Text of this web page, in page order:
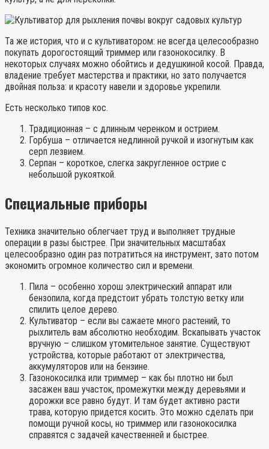
Та же история, что и с культиватором: не всегда целесообразно
покупать дорогостоящий триммер или газонокосилку. В
некоторых случаях можно обойтись и дедушкиной косой. Правда,
владение требует мастерства и практики, но зато получается
двойная польза: и красоту навели и здоровье укрепили.
Есть несколько типов кос.
Традиционная – с длинным черенком и острием.
Горбуша – отличается недлинной ручкой и изогнутым как
серп лезвием.
Серпан – короткое, слегка закругленное острие с
небольшой рукояткой.
Специальные приборы
Техника значительно облегчает труд и выполняет трудные
операции в разы быстрее. При значительных масштабах
целесообразно один раз потратиться на инструмент, зато потом
экономить огромное количество сил и времени.
Пила – особенно хорош электрический аппарат или
бензопила, когда предстоит убрать толстую ветку или
спилить целое дерево.
Культиватор – если вы сажаете много растений, то
рыхлитель вам абсолютно необходим. Вскапывать участок
вручную – слишком утомительное занятие. Существуют
устройства, которые работают от электричества,
аккумуляторов или на бензине.
Газонокосилка или триммер – как бы плотно ни был
засажен ваш участок, промежутки между деревьями и
дорожки все равно будут. И там будет активно расти
трава, которую придется косить. Это можно сделать при
помощи ручной косы, но триммер или газонокосилка
справятся с задачей качественней и быстрее.